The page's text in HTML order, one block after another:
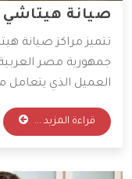
صيانة هيتاشي
تتميز مراكز صيانة
جمهورية مصر
العميل الذي يتعامل
قطع غيار أصلية
ولذلك يفضل التعامل
قراءة المزيد ...